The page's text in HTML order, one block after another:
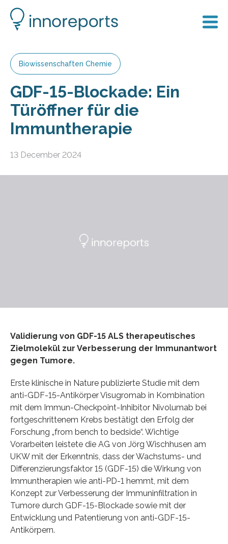
Biowissenschaften Chemie
GDF-15-Blockade: Ein
Türöffner für die
Immuntherapie
13 December 2024
Validierung von GDF-15 ALS therapeutisches
Zielmolekül zur Verbesserung der Immunantwort
gegen Tumore.
Erste klinische in Nature publizierte Studie mit dem
anti-GDF-15-Antikörper Visugromab in Kombination
mit dem Immun-Checkpoint-Inhibitor Nivolumab bei
fortgeschrittenem Krebs bestätigt den Erfolg der
Forschung „from bench to bedside“. Wichtige
Vorarbeiten leistete die AG von Jörg Wischhusen am
UKW mit der Erkenntnis, dass der Wachstums- und
Differenzierungsfaktor 15 (GDF-15) die Wirkung von
Immuntherapien wie anti-PD-1 hemmt, mit dem
Konzept zur Verbesserung der Immuninfiltration in
Tumore durch GDF-15-Blockade sowie mit der
Entwicklung und Patentierung von anti-GDF-15-
Antikörpern.